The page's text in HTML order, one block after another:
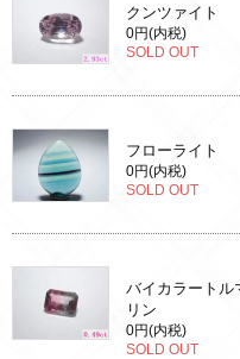
クンツァイト
0円(内税)
SOLD OUT
フローライト
0円(内税)
SOLD OUT
バイカラートル
リン
0円(内税)
SOLD OUT